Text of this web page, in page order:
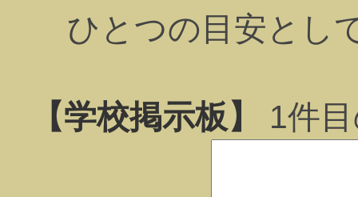
ひとつの目安とし
【学校掲示板】 1件